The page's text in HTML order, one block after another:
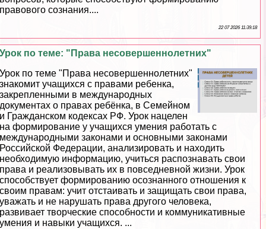
правового сознания....
22 07 2026 11:39:18
Урок по теме: "Права несовершеннолетних"
Урок по теме "Права несовершеннолетних"
знакомит учащихся с правами ребенка,
закрепленными в международных
документах о правах ребёнка, в Семейном
и Гражданском кодексах РФ. Урок нацелен
на формирование у учащихся умения работать с
международными законами и основными законами
Российской Федерации, анализировать и находить
необходимую информацию, учиться распознавать свои
права и реализовывать их в повседневной жизни. Урок
способствует формированию осознанного отношения к
своим правам: учит отстаивать и защищать свои права,
уважать и не нарушать права другого человека,
развивает творческие способности и коммуникативные
умения и навыки учащихся. ...